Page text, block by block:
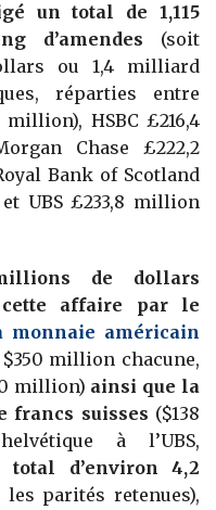
un total de 1,115
d’amendes (soit
ou 1,4 milliard
réparties entre
HSBC £216,4
Chase £222,2
Bank of Scotland
UBS £233,8 million
de dollars
cette affaire par le
monnaie américain
million chacune,
million) ainsi que la
francs suisses ($138
à l’UBS,
d’environ 4,2
les parités retenues),